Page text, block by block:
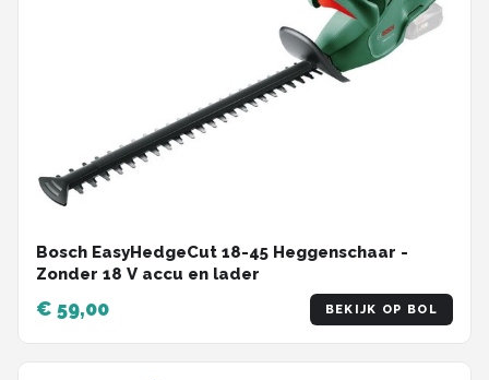
Bosch EasyHedgeCut 18-45 Heggenschaar -
Zonder 18 V accu en lader
€ 59,00 BEKIJK OP BOL